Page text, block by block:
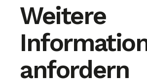
Weitere
anfordern